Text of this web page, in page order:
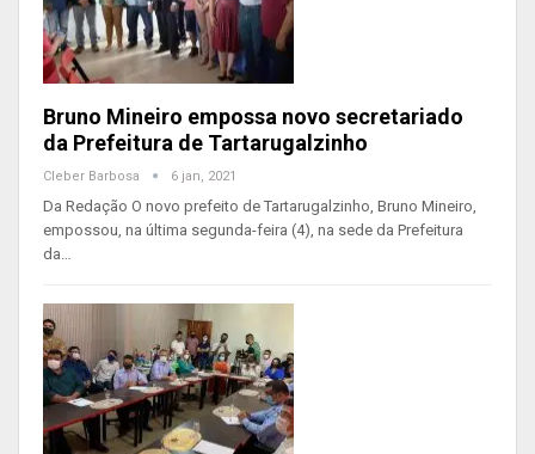
Bruno Mineiro empossa novo secretariado
da Prefeitura de Tartarugalzinho
Cleber Barbosa 6 jan, 2021
Da Redação O novo prefeito de Tartarugalzinho, Bruno Mineiro,
empossou, na última segunda-feira (4), na sede da Prefeitura
da…